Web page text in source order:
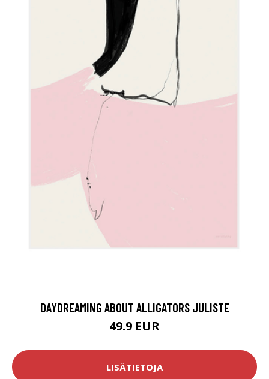
DAYDREAMING ABOUT ALLIGATORS JULISTE
49.9 EUR
LISÄTIETOJA